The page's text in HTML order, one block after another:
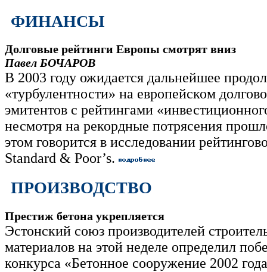
ФИНАНСЫ
Долговые рейтинги Европы смотрят вниз
Павел БОЧАРОВ
В 2003 году ожидается дальнейшее
«турбулентности» на европейском
эмитентов с рейтингами
несмотря на рекордные потрясения
этом говорится в исследовании
Standard & Poor’s.
ПРОИЗВОДСТВО
Престиж бетона укрепляется
Эстонский союз производителей
материалов на этой неделе определил
конкурса «Бетонное сооружение 2002